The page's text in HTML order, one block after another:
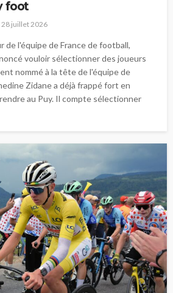
foot
28 juillet 2026
de l'équipe de France de football,
vouloir sélectionner des joueurs
nommé à la tête de l'équipe de
Zidane a déjà frappé fort en
au Puy. Il compte sélectionner